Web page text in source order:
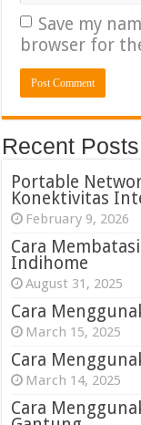
Save my
browser for
Recent Posts
Portable
Konektivitas
February 9, 2026
Cara
Indihome
August 31, 2025
Cara
March 15, 2025
Cara
March 14, 2025
Cara